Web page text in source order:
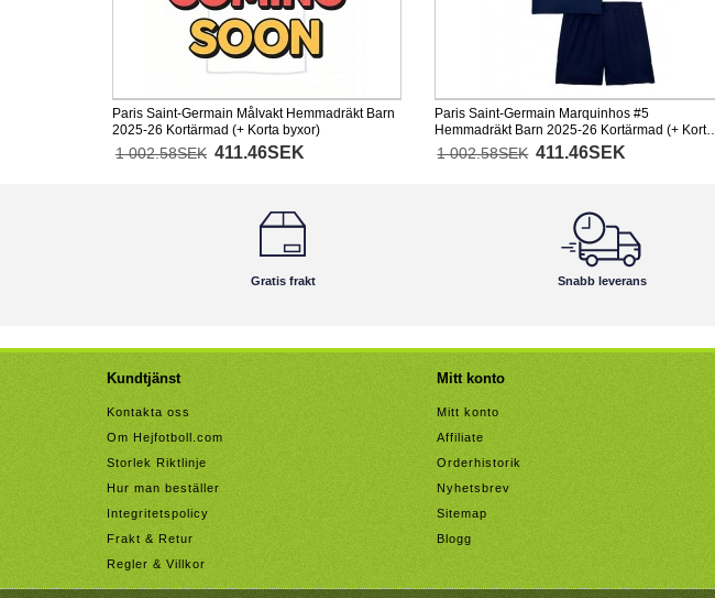
Paris Saint-Germain Målvakt Hemmadräkt Barn
2025-26 Kortärmad (+ Korta byxor)
1 002.58SEK 411.46SEK
Paris Saint-Germain Marquinhos #5
Hemmadräkt Barn 2025-26 Kortärmad (+ Korta
byxor)
1 002.58SEK 411.46SEK
Gratis frakt Snabb leverans
Kundtjänst
Kontakta oss
Om Hejfotboll.com
Storlek Riktlinje
Hur man beställer
Integritetspolicy
Frakt & Retur
Regler & Villkor
Mitt konto
Mitt konto
Affiliate
Orderhistorik
Nyhetsbrev
Sitemap
Blogg